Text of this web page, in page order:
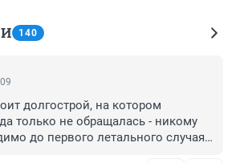
140
долгострой, на котором
только не обращалась - никому
до первого летального случая,